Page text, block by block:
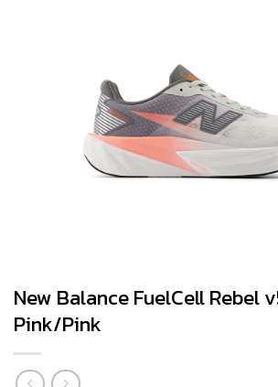
New Balance FuelCell Rebel
Pink/Pink